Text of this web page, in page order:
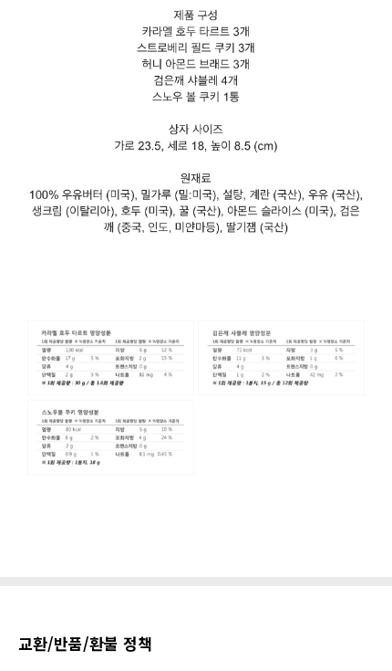
교환/반품/환불 정책